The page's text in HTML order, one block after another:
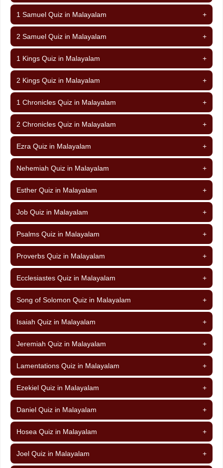
1 Samuel Quiz in Malayalam +
2 Samuel Quiz in Malayalam +
1 Kings Quiz in Malayalam +
2 Kings Quiz in Malayalam +
1 Chronicles Quiz in Malayalam +
2 Chronicles Quiz in Malayalam +
Ezra Quiz in Malayalam +
Nehemiah Quiz in Malayalam +
Esther Quiz in Malayalam +
Job Quiz in Malayalam +
Psalms Quiz in Malayalam +
Proverbs Quiz in Malayalam +
Ecclesiastes Quiz in Malayalam +
Song of Solomon Quiz in Malayalam +
Isaiah Quiz in Malayalam +
Jeremiah Quiz in Malayalam +
Lamentations Quiz in Malayalam +
Ezekiel Quiz in Malayalam +
Daniel Quiz in Malayalam +
Hosea Quiz in Malayalam +
Joel Quiz in Malayalam +